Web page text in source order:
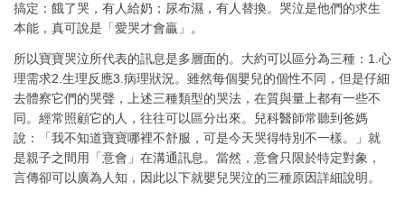
搞定：餓了哭，有人給奶；尿布濕，有人替換。哭泣是他們的求生
本能，真可說是「愛哭才會贏」。
所以寶寶哭泣所代表的訊息是多層面的。大約可以區分為三種：1.心
理需求2.生理反應3.病理狀況。雖然每個嬰兒的個性不同，但是仔細
去體察它們的哭聲，上述三種類型的哭法，在質與量上都有一些不
同。經常照顧它的人，往往可以區分出來。兒科醫師常聽到爸媽
說：「我不知道寶寶哪裡不舒服，可是今天哭得特別不一樣。」就
是親子之間用「意會」在溝通訊息。當然，意會只限於特定對象，
言傳卻可以廣為人知，因此以下就嬰兒哭泣的三種原因詳細說明。